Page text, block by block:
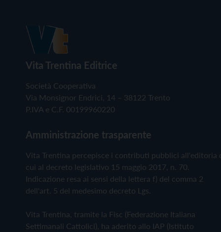
Vita Trentina Editrice
Società Cooperativa
Via Monsignor Endrici, 14 – 38122 Trento
P.IVA e C.F. 00199960220
Amministrazione trasparente
Vita Trentina percepisce i contributi pubblici all'editoria
cui al decreto legislativo 15 maggio 2017, n. 70.
Indicazione resa ai sensi della lettera f) del comma 2
dell'art. 5 del medesimo decreto Lgs.
Vita Trentina, tramite la Fisc (Federazione Italiana
Settimanali Cattolici), ha aderito allo IAP (Istituto